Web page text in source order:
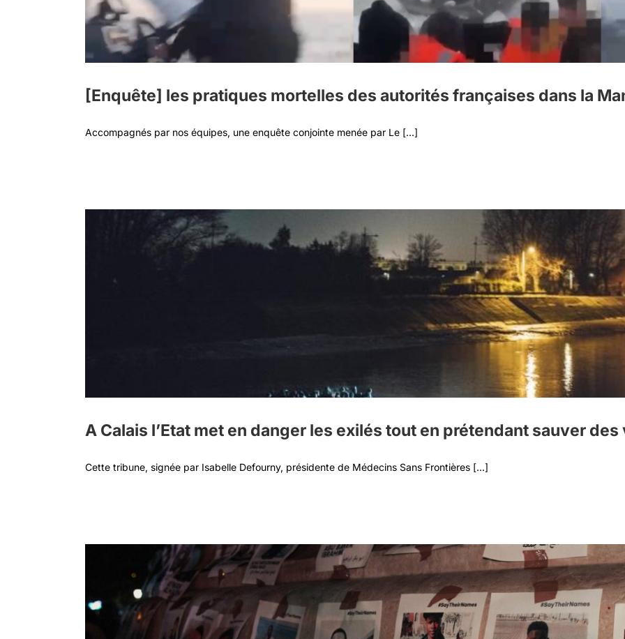
[Enquête] les pratiques mortelles des autorités françaises dans la
Accompagnés par nos équipes, une enquête conjointe menée par Le [...]
A Calais l’Etat met en danger les exilés tout en prétendant sauver des
Cette tribune, signée par Isabelle Defourny, présidente de Médecins Sans Frontières [...]